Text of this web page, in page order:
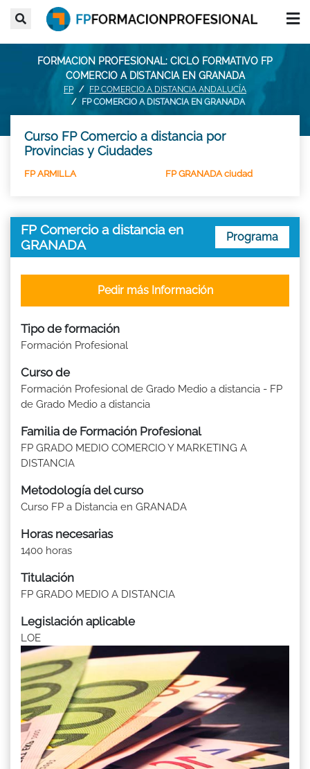
FORMACION PROFESIONAL: CICLO FORMATIVO FP
COMERCIO A DISTANCIA EN GRANADA
FP
FP COMERCIO A DISTANCIA ANDALUCÍA
FP COMERCIO A DISTANCIA EN GRANADA
Curso FP Comercio a distancia por
Provincias y Ciudades
FP ARMILLA FP GRANADA ciudad
FP Comercio a distancia en
GRANADA
Programa
Tipo de formación
Formación Profesional
Curso de
Formación Profesional de Grado Medio a distancia - FP
de Grado Medio a distancia
Familia de Formación Profesional
FP GRADO MEDIO COMERCIO Y MARKETING A
DISTANCIA
Metodología del curso
Curso FP a Distancia en GRANADA
Horas necesarias
1400 horas
Titulación
FP GRADO MEDIO A DISTANCIA
Legislación aplicable
LOE
Pedir más Información